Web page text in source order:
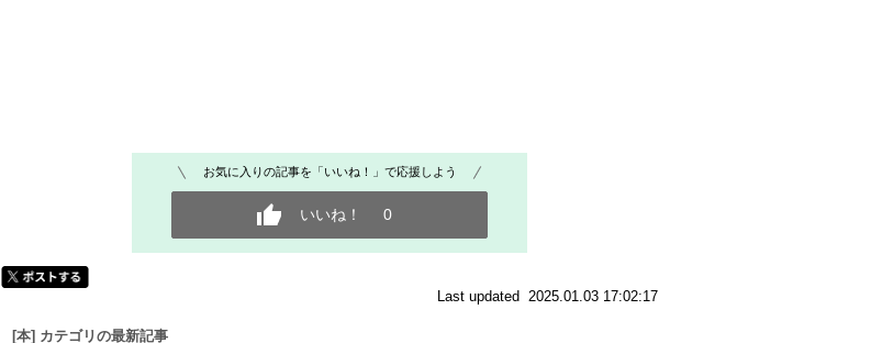
お気に入りの記事を「いいね！」で応援しよう
いいね！ 0
Last updated 2025.01.03 17:02:17
[本] カテゴリの最新記事